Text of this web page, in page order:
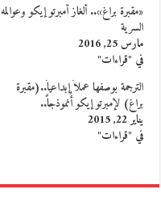
«مقبرة براغ».. ألغاز أمبرتو إيكو وعوالمه
السرية
مارس 25, 2016
في "قراءات"
الترجمة بوصفها عملاً إبداعياً..(مقبرة
براغ) لإمبرتو إيكو أُنموذجاً..
يناير 22, 2015
في "قراءات"